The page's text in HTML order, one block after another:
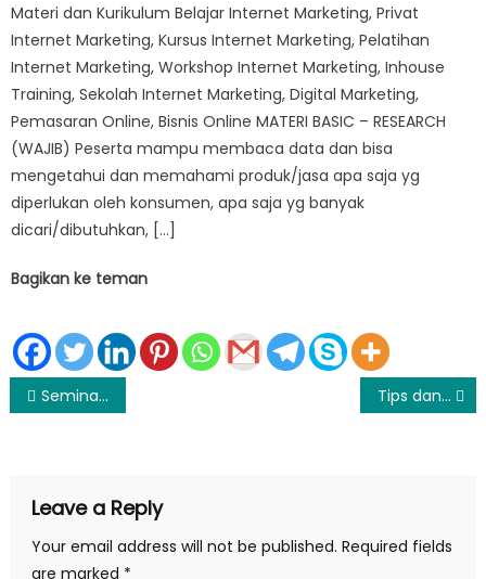
Materi dan Kurikulum Belajar Internet Marketing, Privat
Internet Marketing, Kursus Internet Marketing, Pelatihan
Internet Marketing, Workshop Internet Marketing, Inhouse
Training, Sekolah Internet Marketing, Digital Marketing,
Pemasaran Online, Bisnis Online MATERI BASIC – RESEARCH
(WAJIB) Peserta mampu membaca data dan bisa
mengetahui dan memahami produk/jasa apa saja yg
diperlukan oleh konsumen, apa saja yg banyak
dicari/dibutuhkan, […]
Bagikan ke teman
Post
Seminar Kewirausahaan – Bincang Santai Kewirausahaan Tips dan Trik Jitu Menjajah Google Menggunakan Google Maps
Leave a Reply
Your email address will not be published. Required fields
are marked *